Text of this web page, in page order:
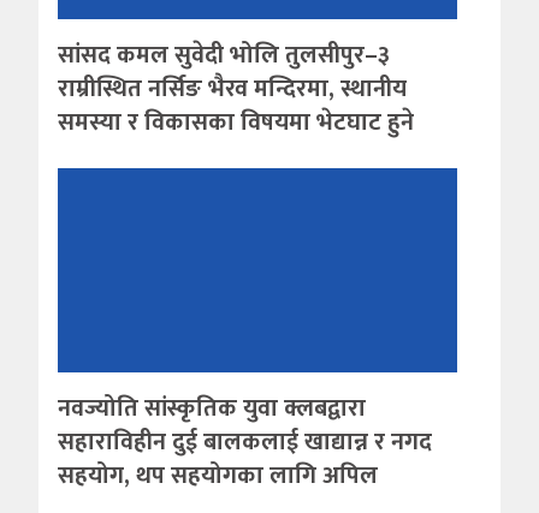
सांसद कमल सुवेदी भोलि तुलसीपुर–३
राम्रीस्थित नर्सिङ भैरव मन्दिरमा, स्थानीय
समस्या र विकासका विषयमा भेटघाट हुने
नवज्योति सांस्कृतिक युवा क्लबद्वारा
सहाराविहीन दुई बालकलाई खाद्यान्न र नगद
सहयोग, थप सहयोगका लागि अपिल